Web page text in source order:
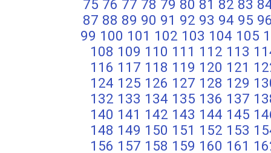
75 76 77 78 79 80 81 82 83
87 88 89 90 91 92 93 94 95
99 100 101 102 103 104 105
108 109 110 111 112 113
116 117 118 119 120 121
124 125 126 127 128 129
132 133 134 135 136 137
140 141 142 143 144 145
148 149 150 151 152 153
156 157 158 159 160 161